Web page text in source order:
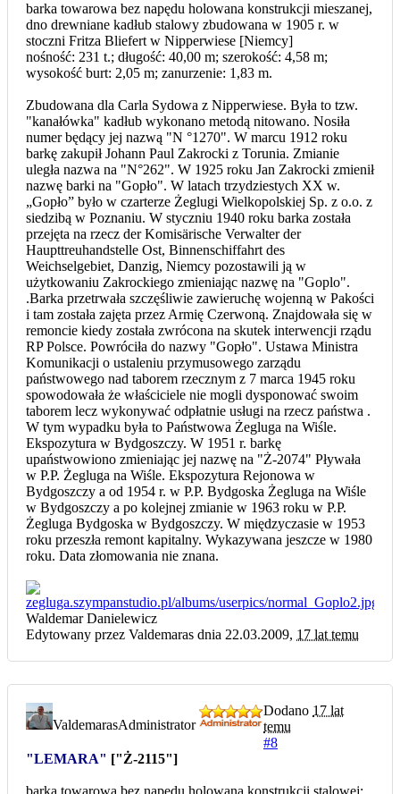
barka towarowa bez napędu holowana konstrukcji mieszanej,
dno drewniane kadłub stalowy zbudowana w 1905 r. w
stoczni Fritza Bliefert w Nipperwiese [Niemcy]
nośność: 231 t.; długość: 40,00 m; szerokość: 4,58 m;
wysokość burt: 2,05 m; zanurzenie: 1,83 m.
Zbudowana dla Carla Sydowa z Nipperwiese. Była to tzw.
"kanałówka" kadłub wykonano metodą nitowano. Nosiła
numer będący jej nazwą "N °1270". W marcu 1912 roku
barkę zakupił Johann Paul Zakrocki z Torunia. Zmianie
uległa nazwa na "N°262". W 1925 roku Jan Zakrocki zmienił
nazwę barki na "Gopło". W latach trzydziestych XX w.
„Gopło” było w czarterze Żeglugi Wielkopolskiej Sp. z o.o. z
siedzibą w Poznaniu. W styczniu 1940 roku barka została
przejęta na rzecz der Komisärische Verwalter der
Haupttreuhandstelle Ost, Binnenschiffahrt des
Weichselgebiet, Danzig, Niemcy pozostawili ją w
użytkowaniu Zakrockiego zmieniając nazwę na "Goplo".
.Barka przetrwała szczęśliwie zawieruchę wojenną w Pakości
i tam została zajęta przez Armię Czerwoną. Znajdowała się w
remoncie kiedy została zwrócona na skutek interwencji rządu
RP Polsce. Powróciła do nazwy "Gopło". Ustawa Ministra
Komunikacji o ustaleniu przymusowego zarządu
państwowego nad taborem rzecznym z 7 marca 1945 roku
spowodowała że właściciele nie mogli dysponować swoim
taborem lecz wykonywać odpłatnie usługi na rzecz państwa .
W tym wypadku była to Państwowa Żegluga na Wiśle.
Ekspozytura w Bydgoszczy. W 1951 r. barkę
upaństwowiono zmieniając jej nazwę na "Ż-2074" Pływała
w P.P. Żegluga na Wiśle. Ekspozytura Rejonowa w
Bydgoszczy a od 1954 r. w P.P. Bydgoska Żegluga na Wiśle
w Bydgoszczy a po kolejnej zmianie w 1963 roku w P.P.
Żegluga Bydgoska w Bydgoszczy. W międzyczasie w 1953
roku przeszła remont kapitalny. Wykazywana jeszcze w 1980
roku. Data złomowania nie znana.
Waldemar Danielewicz
Edytowany przez Valdemaras dnia 22.03.2009, 17 lat temu
ValdemarasAdministrator
Dodano 17 lat
temu
#8
"LEMARA" ["Ż-2115"]